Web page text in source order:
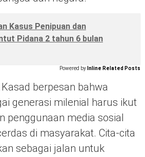
Kasus Penipuan dan
Pidana 2 tahun 6 bulan
Powered by Inline Related Posts
berpesan bahwa
generasi milenial harus ikut
penggunaan media sosial
di masyarakat. Cita-cita
sebagai jalan untuk